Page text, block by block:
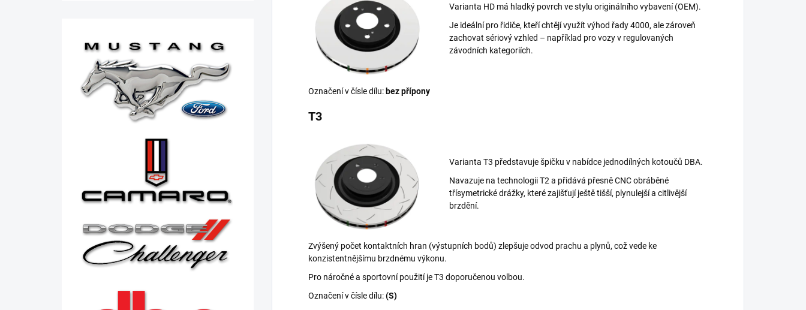
Varianta HD má hladký povrch ve stylu originálního vybavení (OEM).
Je ideální pro řidiče, kteří chtějí využít výhod řady 4000, ale zároveň
zachovat sériový vzhled – například pro vozy v regulovaných
závodních kategoriích.
Označení v čísle dílu: bez přípony
T3
Varianta T3 představuje špičku v nabídce jednodílných kotoučů DBA.
Navazuje na technologii T2 a přidává přesně CNC obráběné
třísymetrické drážky, které zajišťují ještě tišší, plynulejší a citlivější
brzdění.
Zvýšený počet kontaktních hran (výstupních bodů) zlepšuje odvod prachu a plynů, což vede ke
konzistentnějšímu brzdnému výkonu.
Pro náročné a sportovní použití je T3 doporučenou volbou.
Označení v čísle dílu:(S)